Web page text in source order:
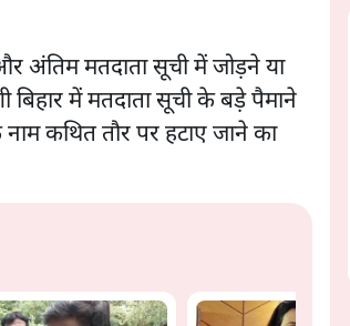
अंतिम मतदाता सूची में जोड़ने या
बिहार में मतदाता सूची के बड़े पैमाने
कथित तौर पर हटाए जाने का